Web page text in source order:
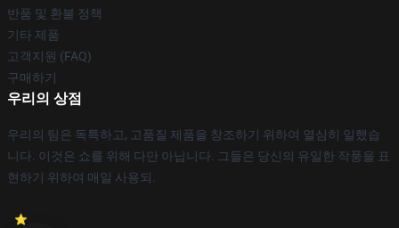
반품 및 환불 정책
기타 제품
고객지원 (FAQ)
구매하기
우리의 상점
우리의 팀은 독특하고, 고품질 제품을 창조하기 위하여 열심히 일했습
니다. 이것은 쇼를 위해 다만 아닙니다. 그들은 당신의 유일한 작풍을 표
현하기 위하여 매일 사용되.